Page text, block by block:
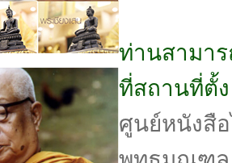
ท่านสามา
ที่สถานที่ตั้ง
ศูนย์หนังสื